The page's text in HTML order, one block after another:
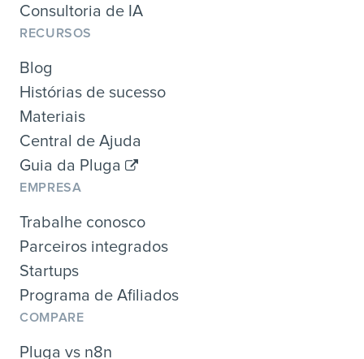
Consultoria de IA
RECURSOS
Blog
Histórias de sucesso
Materiais
Central de Ajuda
Guia da Pluga
EMPRESA
Trabalhe conosco
Parceiros integrados
Startups
Programa de Afiliados
COMPARE
Pluga vs n8n